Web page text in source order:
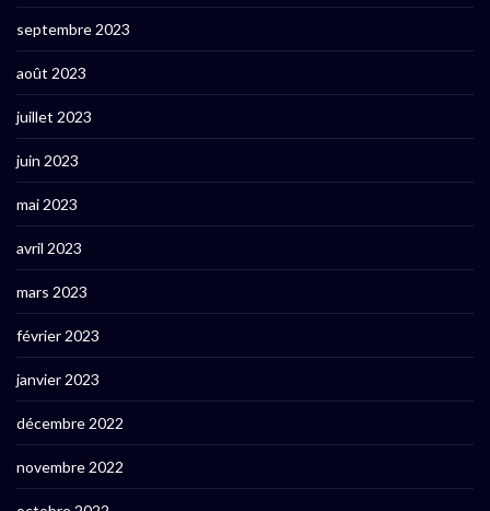
septembre 2023
août 2023
juillet 2023
juin 2023
mai 2023
avril 2023
mars 2023
février 2023
janvier 2023
décembre 2022
novembre 2022